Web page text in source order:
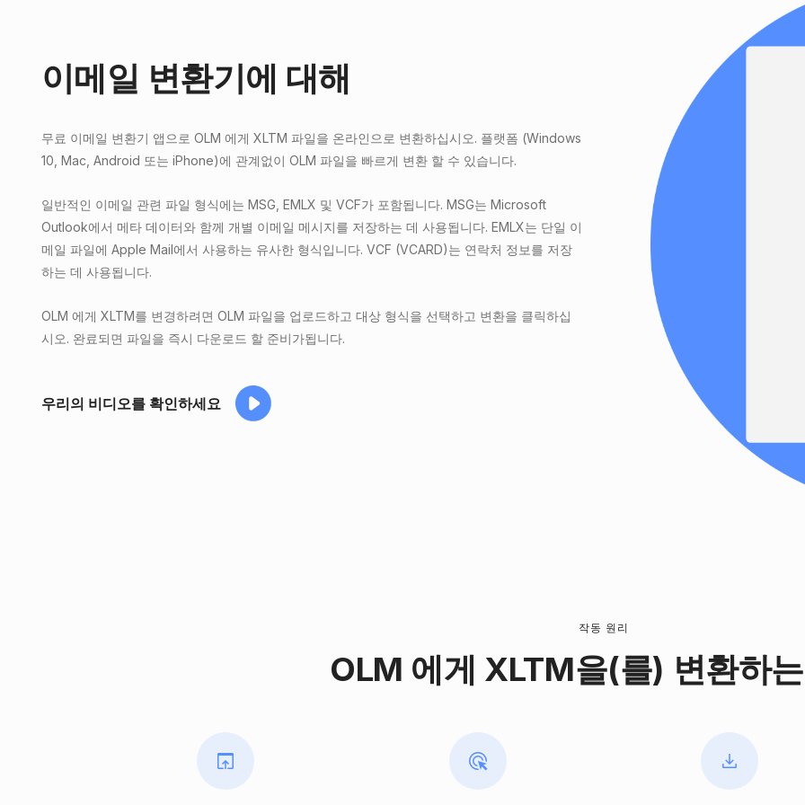
이메일 변환기에 대해
무료 이메일 변환기 앱으로 OLM 에게 XLTM 파일을 온라인으로 변환하십시오. 플랫폼 (Windows
10, Mac, Android 또는 iPhone)에 관계없이 OLM 파일을 빠르게 변환 할 수 있습니다.
일반적인 이메일 관련 파일 형식에는 MSG, EMLX 및 VCF가 포함됩니다. MSG는 Microsoft
Outlook에서 메타 데이터와 함께 개별 이메일 메시지를 저장하는 데 사용됩니다. EMLX는 단일 이
메일 파일에 Apple Mail에서 사용하는 유사한 형식입니다. VCF (VCARD)는 연락처 정보를 저장
하는 데 사용됩니다.
OLM 에게 XLTM를 변경하려면 OLM 파일을 업로드하고 대상 형식을 선택하고 변환을 클릭하십
시오. 완료되면 파일을 즉시 다운로드 할 준비가됩니다.
우리의 비디오를 확인하세요
작동 원리
OLM 에게 XLTM을(를) 변환하